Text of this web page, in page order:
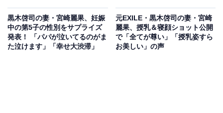
黒木啓司の妻・宮崎麗果、妊娠
中の第5子の性別をサプライズ
発表！ 「パパが泣いてるのがま
た泣けます」「幸せ大渋滞」
元EXILE・黒木啓司の妻・宮崎
麗果、授乳＆寝顔ショット公開
で「全てが尊い」「授乳姿すら
お美しい」の声